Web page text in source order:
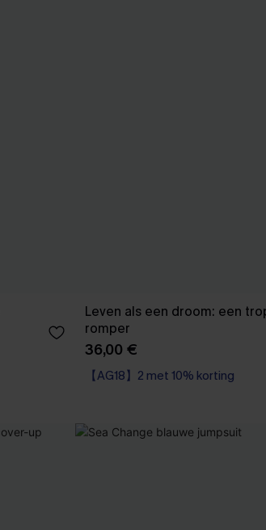
Leven als een droom: een
romper
36,00 €
【AG18】2 met 10% korting